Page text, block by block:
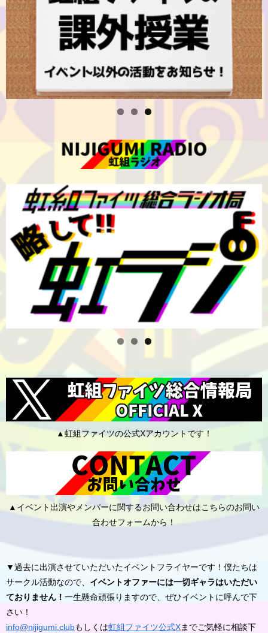
▲虹組ファイツの公式Xアカウントです！
▲イベント出演やメンバーに関するお問い合わせはこちらのお問い
合わせフォームから！
▼過去に出演させていただいたイベントフライヤーです！僕たちは
サークル活動なので、 イベントオファーには一切ギャラはいただい
ておりません！ 一生懸命頑張りますので、ぜひイベントに呼んで下
さい！
info@nijigumi.clubもしくは虹組ファイツ公式Xまでご気軽に相談下